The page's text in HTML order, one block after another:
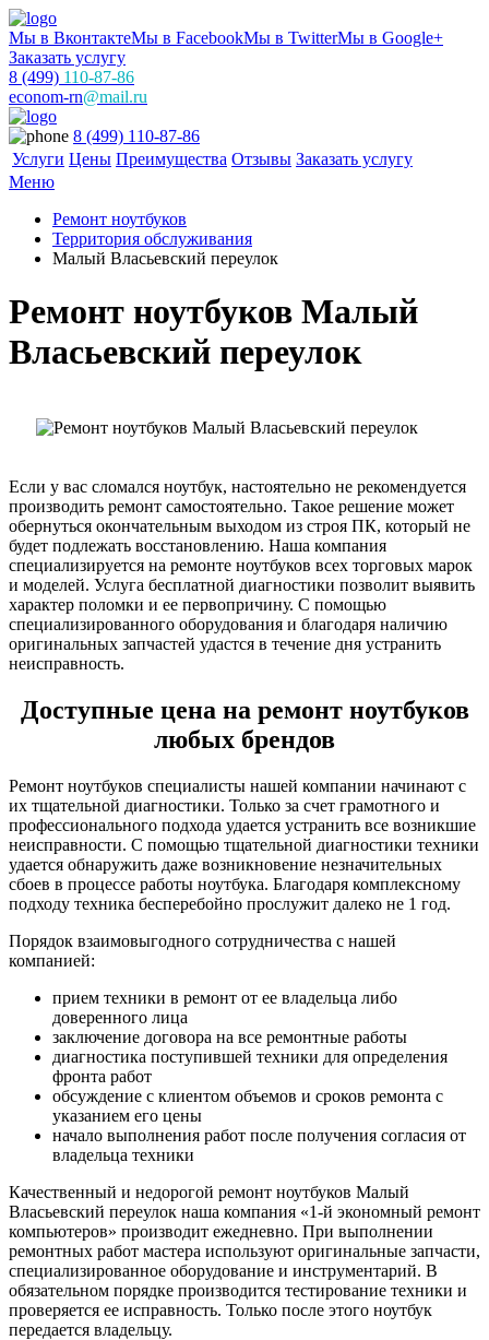
Мы в ВконтактеМы в FacebookМы в TwitterМы в Google+
Заказать услугу
8 (499) 110-87-86
econom-rn@mail.ru
8 (499) 110-87-86
Услуги Цены Преимущества Отзывы Заказать услугу
Меню
Ремонт ноутбуков
Территория обслуживания
Малый Власьевский переулок
Ремонт ноутбуков Малый
Власьевский переулок
Если у вас сломался ноутбук, настоятельно не рекомендуется
производить ремонт самостоятельно. Такое решение может
обернуться окончательным выходом из строя ПК, который не
будет подлежать восстановлению. Наша компания
специализируется на ремонте ноутбуков всех торговых марок
и моделей. Услуга бесплатной диагностики позволит выявить
характер поломки и ее первопричину. С помощью
специализированного оборудования и благодаря наличию
оригинальных запчастей удастся в течение дня устранить
неисправность.
Доступные цена на ремонт ноутбуков
любых брендов
Ремонт ноутбуков специалисты нашей компании начинают с
их тщательной диагностики. Только за счет грамотного и
профессионального подхода удается устранить все возникшие
неисправности. С помощью тщательной диагностики техники
удается обнаружить даже возникновение незначительных
сбоев в процессе работы ноутбука. Благодаря комплексному
подходу техника бесперебойно прослужит далеко не 1 год.
Порядок взаимовыгодного сотрудничества с нашей
компанией:
прием техники в ремонт от ее владельца либо
доверенного лица
заключение договора на все ремонтные работы
диагностика поступившей техники для определения
фронта работ
обсуждение с клиентом объемов и сроков ремонта с
указанием его цены
начало выполнения работ после получения согласия от
владельца техники
Качественный и недорогой ремонт ноутбуков Малый
Власьевский переулок наша компания «1-й экономный ремонт
компьютеров» производит ежедневно. При выполнении
ремонтных работ мастера используют оригинальные запчасти,
специализированное оборудование и инструментарий. В
обязательном порядке производится тестирование техники и
проверяется ее исправность. Только после этого ноутбук
передается владельцу.